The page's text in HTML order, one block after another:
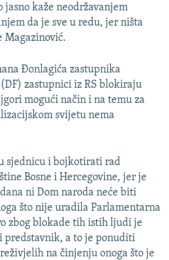
jasno kaže neodržavanjem
da je sve u redu, jer ništa
Magazinović.
Đonlagića zastupnika
zastupnici iz RS blokiraju
mogući način i na temu za
svijetu nema
sjednicu i bojkotirati rad
Bosne i Hercegovine, jer je
ni Dom naroda neće biti
što nije uradila Parlamentarna
zbog blokade tih istih ljudi je
a to je ponuditi
na činjenju onoga što je